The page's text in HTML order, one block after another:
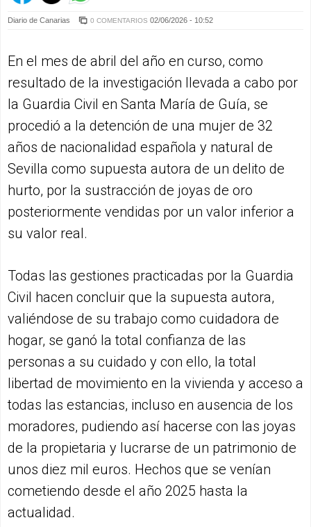
Diario de Canarias 0 COMENTARIOS 02/06/2026 - 10:52
En el mes de abril del año en curso, como
resultado de la investigación llevada a cabo por
la Guardia Civil en Santa María de Guía, se
procedió a la detención de una mujer de 32
años de nacionalidad española y natural de
Sevilla como supuesta autora de un delito de
hurto, por la sustracción de joyas de oro
posteriormente vendidas por un valor inferior a
su valor real.
Todas las gestiones practicadas por la Guardia
Civil hacen concluir que la supuesta autora,
valiéndose de su trabajo como cuidadora de
hogar, se ganó la total confianza de las
personas a su cuidado y con ello, la total
libertad de movimiento en la vivienda y acceso a
todas las estancias, incluso en ausencia de los
moradores, pudiendo así hacerse con las joyas
de la propietaria y lucrarse de un patrimonio de
unos diez mil euros. Hechos que se venían
cometiendo desde el año 2025 hasta la
actualidad.